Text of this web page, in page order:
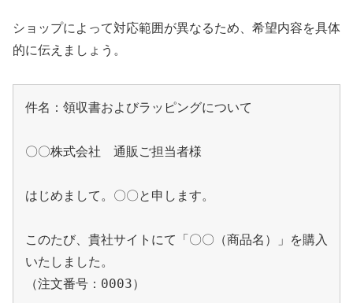
ショップによって対応範囲が異なるため、希望内容を具体
的に伝えましょう。
件名：領収書およびラッピングについて
〇〇株式会社　通販ご担当者様
はじめまして。〇〇と申します。
このたび、貴社サイトにて「〇〇（商品名）」を購入
いたしました。
（注文番号：0003）